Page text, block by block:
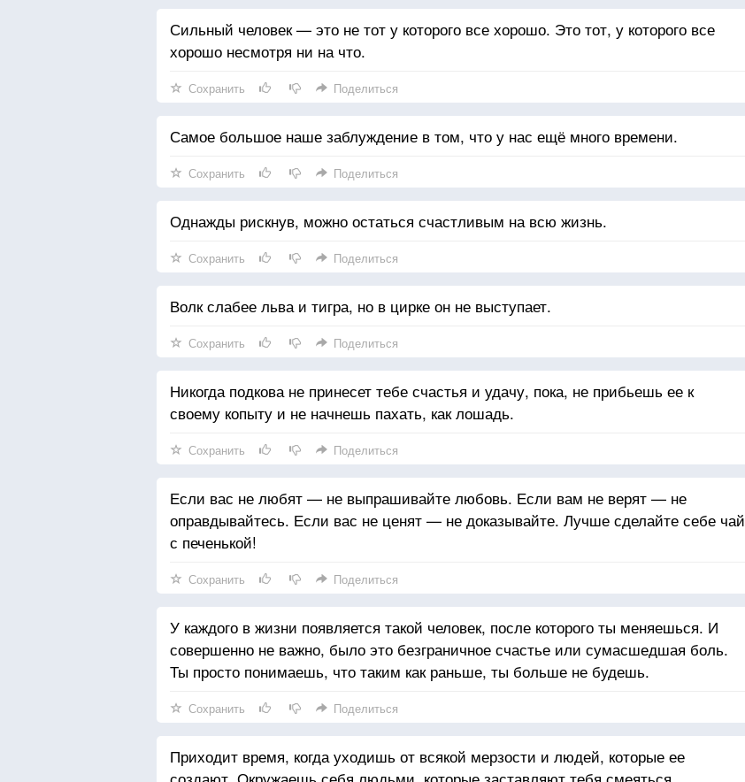
Сильный человек — это не тот у которого все хорошо. Это тот, у которого все
хорошо несмотря ни на что.
Сохранить Поделиться
Самое большое наше заблуждение в том, что у нас ещё много времени.
Сохранить Поделиться
Однажды рискнув, можно остаться счастливым на всю жизнь.
Сохранить Поделиться
Волк слабее льва и тигра, но в цирке он не выступает.
Сохранить Поделиться
Никогда подкова не принесет тебе счастья и удачу, пока, не прибьешь ее к
своему копыту и не начнешь пахать, как лошадь.
Сохранить Поделиться
Если вас не любят — не выпрашивайте любовь. Если вам не верят — не
оправдывайтесь. Если вас не ценят — не доказывайте. Лучше сделайте себе чай
с печенькой!
Сохранить Поделиться
У каждого в жизни появляется такой человек, после которого ты меняешься. И
совершенно не важно, было это безграничное счастье или сумасшедшая боль.
Ты просто понимаешь, что таким как раньше, ты больше не будешь.
Сохранить Поделиться
Приходит время, когда уходишь от всякой мерзости и людей, которые ее